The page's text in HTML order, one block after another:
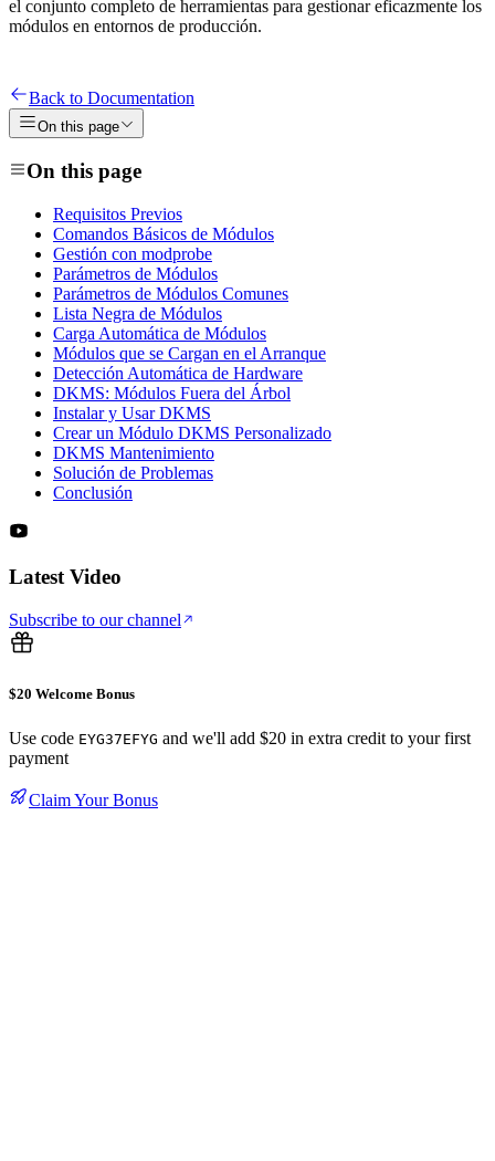
el conjunto completo de herramientas para gestionar eficazmente los
módulos en entornos de producción.
Back to Documentation
On this page
On this page
Requisitos Previos
Comandos Básicos de Módulos
Gestión con modprobe
Parámetros de Módulos
Parámetros de Módulos Comunes
Lista Negra de Módulos
Carga Automática de Módulos
Módulos que se Cargan en el Arranque
Detección Automática de Hardware
DKMS: Módulos Fuera del Árbol
Instalar y Usar DKMS
Crear un Módulo DKMS Personalizado
DKMS Mantenimiento
Solución de Problemas
Conclusión
Latest Video
Subscribe to our channel
$20 Welcome Bonus
Use code EYG37EFYG and we'll add $20 in extra credit to your first
payment
Claim Your Bonus